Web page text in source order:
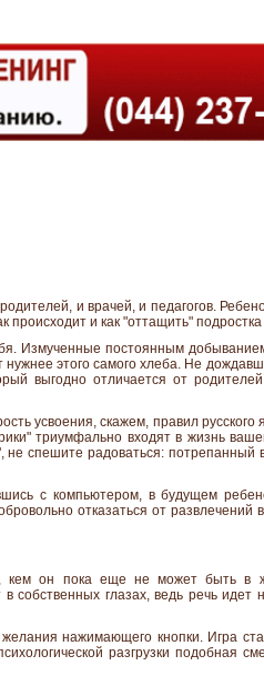
и врачей, и педагогов.
происходит и как "оттащить"
Измученные постоянным
этого самого хлеба. Не
выгодно отличается от родителей
усвоения, скажем, правил
триумфально входят в жизнь
спешите радоваться: потрепанный
с компьютером, в будущем
отказаться от развлечений
кем он пока еще не может быть в
собственных глазах, ведь речь идет
нажимающего кнопки. Игра
разгрузки подобная